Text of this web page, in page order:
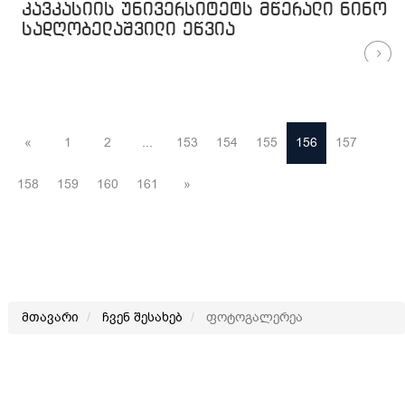
კავკასიის უნივერსიტეტს მწერალი ნინო
სადღობელაშვილი ეწვია
« 1 2 ... 153 154 155 156 157
158 159 160 161 »
მთავარი ჩვენ შესახებ ფოტოგალერეა